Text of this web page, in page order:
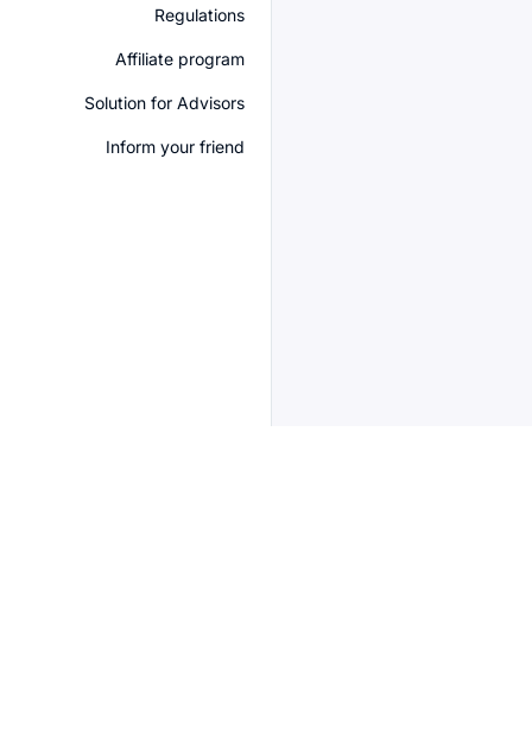
Regulations
Affiliate program
Solution for Advisors
Inform your friend